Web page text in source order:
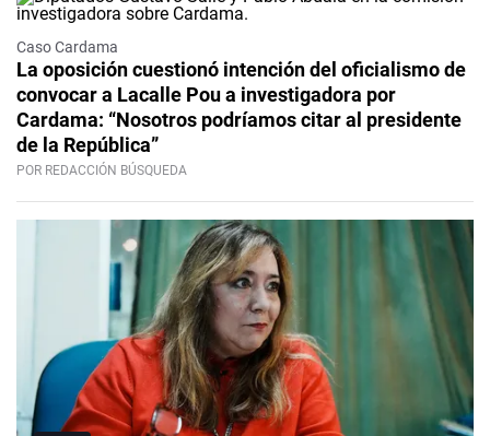
Caso Cardama
La oposición cuestionó intención del oficialismo de
convocar a Lacalle Pou a investigadora por
Cardama: “Nosotros podríamos citar al presidente
de la República”
POR REDACCIÓN BÚSQUEDA